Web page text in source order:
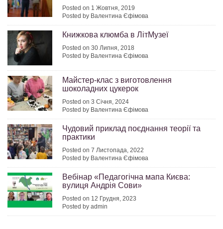
Posted on 1 Жовтня, 2019
Posted by Валентина Єфімова
Книжкова клюмба в ЛітМузеї
Posted on 30 Липня, 2018
Posted by Валентина Єфімова
Майстер-клас з виготовлення
шоколадних цукерок
Posted on 3 Січня, 2024
Posted by Валентина Єфімова
Чудовий приклад поєднання теорії та
практики
Posted on 7 Листопада, 2022
Posted by Валентина Єфімова
Вебінар «Педагогічна мапа Києва:
вулиця Андрія Сови»
Posted on 12 Грудня, 2023
Posted by admin